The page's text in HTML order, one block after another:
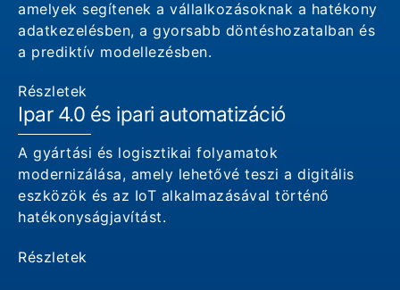
amelyek segítenek a vállalkozásoknak a hatékony
adatkezelésben, a gyorsabb döntéshozatalban és
a prediktív modellezésben.
Részletek
Ipar 4.0 és ipari automatizáció
A gyártási és logisztikai folyamatok
modernizálása, amely lehetővé teszi a digitális
eszközök és az IoT alkalmazásával történő
hatékonyságjavítást.
Részletek